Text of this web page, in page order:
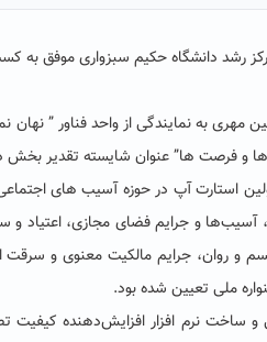
رشد دانشگاه حکیم سبزواری موفق
مهری به نمایندگی از واحد فناور ”
ها و فرصت ها” عنوان شایسته تقدیر
و جرایم فضای مجازی، اعتیاد و
روان، جرایم مالکیت معنوی و سرقت
ملی تعیین شده بود.
و ساخت نرم افزار افزایش‌دهنده کیفیت